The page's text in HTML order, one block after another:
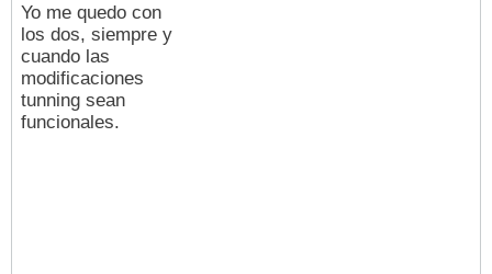
Yo me quedo con
los dos, siempre y
cuando las
modificaciones
tunning sean
funcionales.